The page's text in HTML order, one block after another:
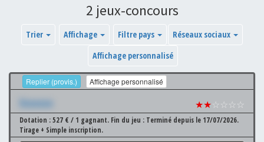
2 jeux-concours
Trier Affichage Filtre pays
Réseaux sociaux
Affichage personnalisé
Replier (provis.) Affichage personnalisé
Xxxxxxx ★★☆☆☆☆
Dotation : 527 € / 1 gagnant. Fin du jeu : Terminé depuis le 17/07/2026.
Tirage + Simple inscription.